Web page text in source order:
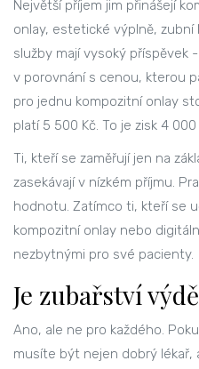
Největší příjem jim přinášejí
onlay, estetické výplně, zubní
služby mají vysoký příspěvek
v porovnání s cenou, kterou
pro jednu kompozitní onlay
platí 5 500 Kč. To je zisk 4
Ti, kteří se zaměřují jen na
zasekávají v nízkém příjmu.
hodnotu. Zatímco ti, kteří se
kompozitní onlay nebo
nezbytnými pro své pacienty.
Je zubařství
Ano, ale ne pro každého.
musíte být nejen dobrý lékař,